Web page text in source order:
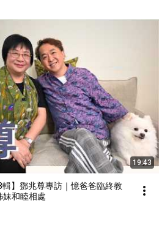
19:43
輯】鄧兆尊專訪｜憶爸爸臨終教
妹和睦相處